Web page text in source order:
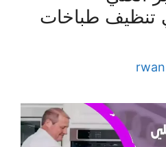
فني تنظيف طباخات
rwan